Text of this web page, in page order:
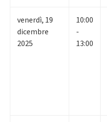
venerdì, 19
dicembre
2025
10:00
-
13:00